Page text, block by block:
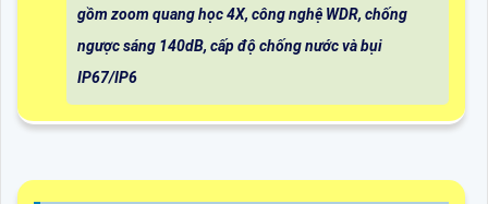
gồm zoom quang học 4X, công nghệ WDR, chống
ngược sáng 140dB, cấp độ chống nước và bụi
IP67/IP6